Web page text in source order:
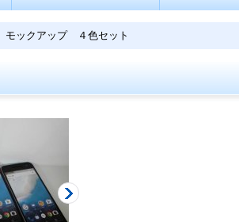
ックアップ ４色セット